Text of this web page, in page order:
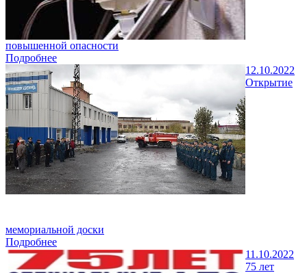
повышенной опасности
Подробнее
12.10.2022
Открытие
мемориальной доски
Подробнее
11.10.2022
75 лет